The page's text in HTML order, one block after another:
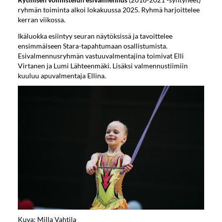
ryhmän toiminta alkoi lokakuussa 2025. Ryhmä harjoittelee
kerran viikossa.
Ikäluokka esiintyy seuran näytöksissä ja tavoittelee
ensimmäiseen Stara-tapahtumaan osallistumista.
Esivalmennusryhmän vastuuvalmentajina toimivat Elli
Virtanen ja Lumi Lähteenmäki. Lisäksi valmennustiimiin
kuuluu apuvalmentaja Ellina.
Kuva: Milla Vahtila